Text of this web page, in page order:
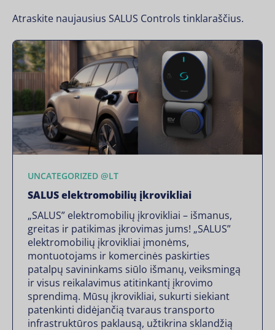
Atraskite naujausius SALUS Controls tinklaraščius.
UNCATEGORIZED @LT
SALUS elektromobilių įkrovikliai
„SALUS” elektromobilių įkrovikliai – išmanus,
greitas ir patikimas įkrovimas jums! „SALUS”
elektromobilių įkrovikliai įmonėms,
montuotojams ir komercinės paskirties
patalpų savininkams siūlo išmanų, veiksmingą
ir visus reikalavimus atitinkantį įkrovimo
sprendimą. Mūsų įkrovikliai, sukurti siekiant
patenkinti didėjančią tvaraus transporto
infrastruktūros paklausą, užtikrina sklandžią